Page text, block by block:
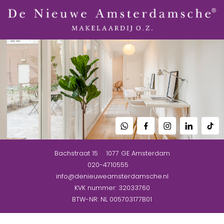
Bachstraat 15 1077 GE Amsterdam
020-4710555
info@denieuweamsterdamsche.nl
KVK nummer: 32033760
BTW-NR: NL 005703177B01